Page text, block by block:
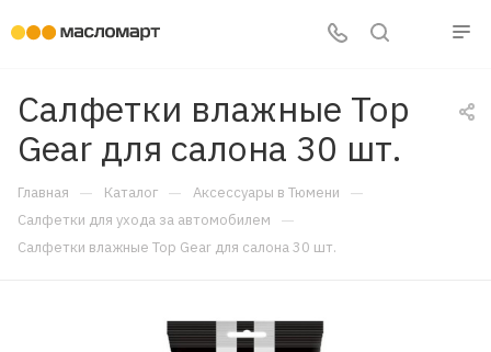
Салфетки влажные Top
Gear для салона 30 шт.
Главная — Каталог — Аксессуары в Тюмени —
Салфетки для ухода за автомобилем —
Салфетки влажные Top Gear для салона 30 шт.